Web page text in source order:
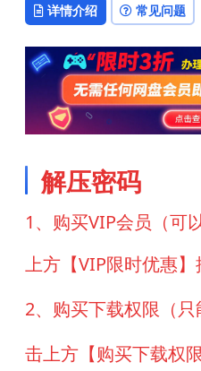
详情介绍 常见问题
解压密码
1、购买VIP会员（可
上方【VIP限时优惠】
2、购买下载权限（
击上方【购买下载权